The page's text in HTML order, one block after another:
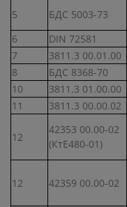
5 БДС 5003-73
6
DIN 72581
7
3811.3 00.01.00
8
БДС 8368-70
10
3811.3 01.00.00
11
3811.3 00.00.02
12
42353 00.00-02
(КтЕ480-01)
12 42359 00.00-02